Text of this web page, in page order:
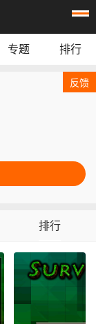
专题 排行
反馈
排行